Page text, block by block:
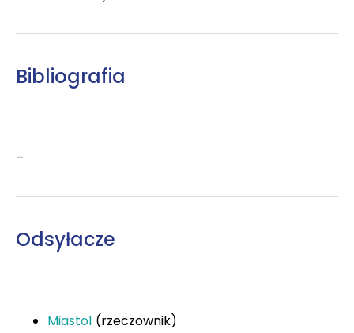
Bibliografia
–
Odsyłacze
Miasto1 (rzeczownik)